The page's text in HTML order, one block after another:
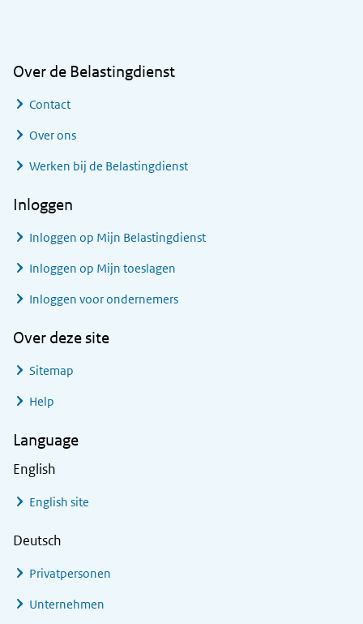
Over de Belastingdienst
Contact
Over ons
Werken bij de Belastingdienst
Inloggen
Inloggen op Mijn Belastingdienst
Inloggen op Mijn toeslagen
Inloggen voor ondernemers
Over deze site
Sitemap
Help
Language
English
English site
Deutsch
Privatpersonen
Unternehmen